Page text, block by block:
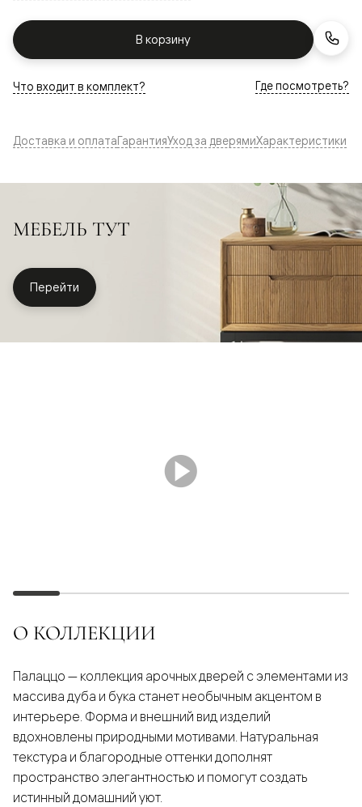
В корзину
Что входит в комплект? Где посмотреть?
Доставка и оплатаГарантияУход за дверямиХарактеристики
МЕБЕЛЬ ТУТ
Перейти
О КОЛЛЕКЦИИ
Палаццо — коллекция арочных дверей с элементами из
массива дуба и бука станет необычным акцентом в
интерьере. Форма и внешний вид изделий
вдохновлены природными мотивами. Натуральная
текстура и благородные оттенки дополнят
пространство элегантностью и помогут создать
истинный домашний уют.